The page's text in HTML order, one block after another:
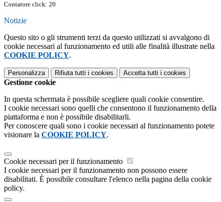
Contatore click: 20
Notizie
Questo sito o gli strumenti terzi da questo utilizzati si avvalgono di
cookie necessari al funzionamento ed utili alle finalità illustrate nella
COOKIE POLICY.
Personalizza Rifiuta tutti i cookies Accetta tutti i cookies
Gestione cookie
In questa schermata è possibile scegliere quali cookie consentire.
I cookie necessari sono quelli che consentono il funzionamento della
piattaforma e non è possibile disabilitarli.
Per conoscere quali sono i cookie necessari al funzionamento potete
visionare la COOKIE POLICY.
Cookie necessari per il funzionamento
I cookie necessari per il funzionamento non possono essere
disabilitati. È possibile consultare l'elenco nella pagina della cookie
policy.